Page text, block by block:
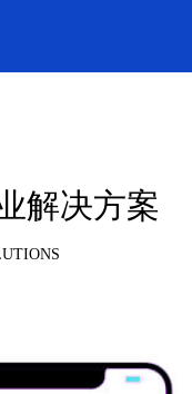
解决方案